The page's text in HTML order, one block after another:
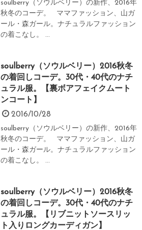
soulberry（ソウルベリー）の新作、2016年
秋冬のコーデ。 ママファッション、山ガ
ール・森ガール。ナチュラルファッション
の着こなし。 ...
soulberry（ソウルベリー）2016秋冬
の着回しコーデ。30代・40代のナチ
ュラル服。【裏ボアフェイクムート
ンコート】
2016/10/28
soulberry（ソウルベリー）の新作、2016年
秋冬のコーデ。 ママファッション、山ガ
ール・森ガール。ナチュラルファッション
の着こなし。 ...
soulberry（ソウルベリー）2016秋冬
の着回しコーデ。30代・40代のナチ
ュラル服。【リブニットソースリッ
ト入りロングカーディガン】